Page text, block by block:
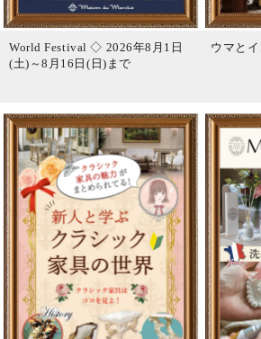
World Festival ◇ 2026年8月1日
(土)～8月16日(日)まで
ウマと